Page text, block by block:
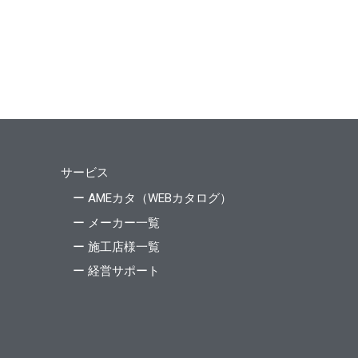
サービス
ー AMEカタ（WEBカタログ）
ー メーカー一覧
ー 施工店様一覧
ー 経営サポート